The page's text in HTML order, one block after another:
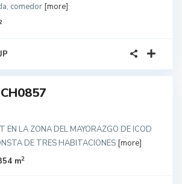
comedor [more]
EN LA ZONA DEL MAYORAZGO DE ICOD
DE TRES HABITACIONES [more]
m2